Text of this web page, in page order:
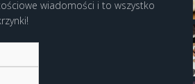
wiadomości i to wszystko